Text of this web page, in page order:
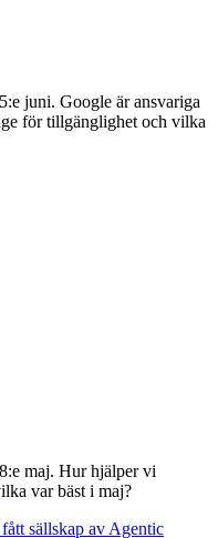
juni. Google är ansvariga
för tillgänglighet och vilka
maj. Hur hjälper vi
var bäst i maj?